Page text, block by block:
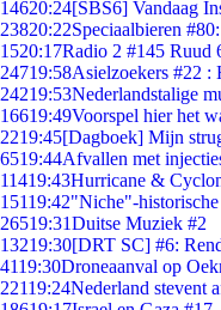
14620:24[SBS6] Vandaag
23820:22Speciaalbieren
1520:17Radio 2 #145 Ruud
24719:58Asielzoekers #22 :
24219:53Nederlandstalige
16619:49Voorspel hier het
2219:45[Dagboek] Mijn
6519:44Afvallen met
11419:43Hurricane &
15119:42"Niche"-
26519:31Duitse Muziek #2
13219:30[DRT SC] #6:
4119:30Droneaanval op
22119:24Nederland stevent